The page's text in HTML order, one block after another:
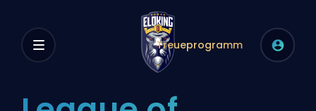
Treueprogramm